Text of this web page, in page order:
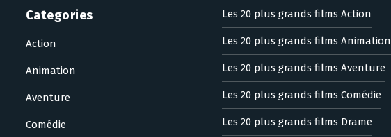
Categories
Action
Animation
Aventure
Comédie
Les 20 plus grands films Action
Les 20 plus grands films Animation
Les 20 plus grands films Aventure
Les 20 plus grands films Comédie
Les 20 plus grands films Drame